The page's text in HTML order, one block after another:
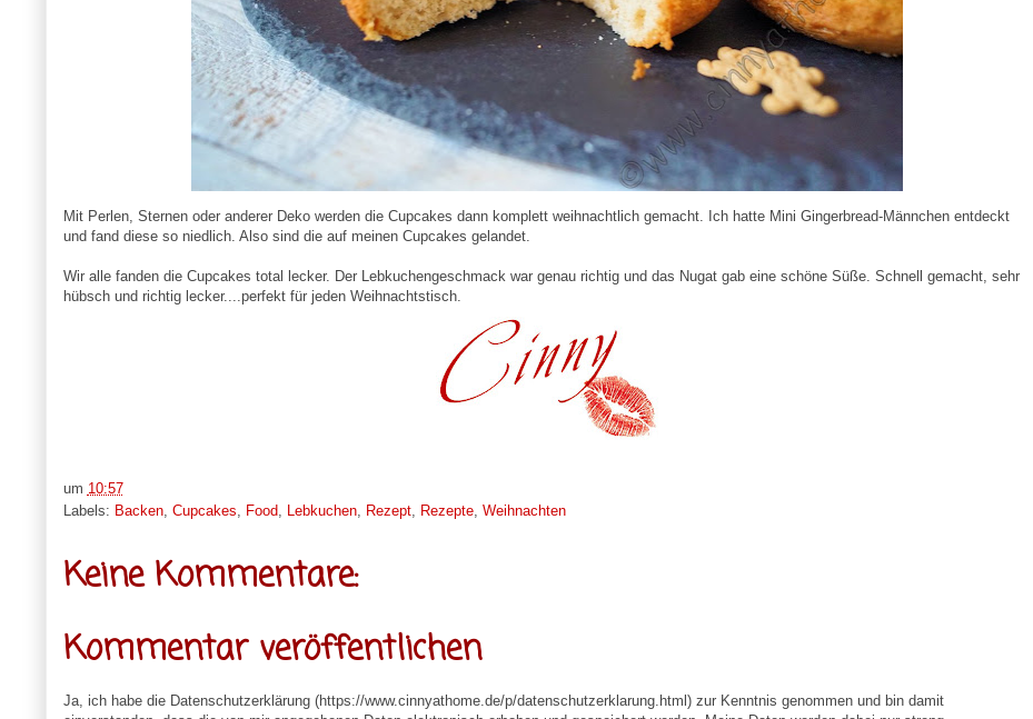
Mit Perlen, Sternen oder anderer Deko werden die Cupcakes dann komplett weihnachtlich gemacht. Ich hatte Mini Gingerbread-Männchen entdeckt
und fand diese so niedlich. Also sind die auf meinen Cupcakes gelandet.
Wir alle fanden die Cupcakes total lecker. Der Lebkuchengeschmack war genau richtig und das Nugat gab eine schöne Süße. Schnell gemacht, sehr
hübsch und richtig lecker....perfekt für jeden Weihnachtstisch.
um 10:57
Labels: Backen, Cupcakes Food Lebkuchen, Rezept, Rezepte, Weihnachten
Keine Kommentare:
Kommentar veröffentlichen
Ja, ich habe die Datenschutzerklärung (https://www.cinnyathome.de/p/datenschutzerklarung.html) zur Kenntnis genommen und bin damit